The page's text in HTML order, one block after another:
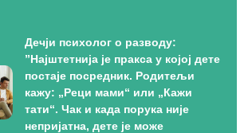
Дечји психолог о разводу:
”Најштетнија је пракса у којој дете
постаје посредник. Родитељи
кажу: „Реци мами“ или „Кажи
тати“. Чак и када порука није
непријатна, дете је може